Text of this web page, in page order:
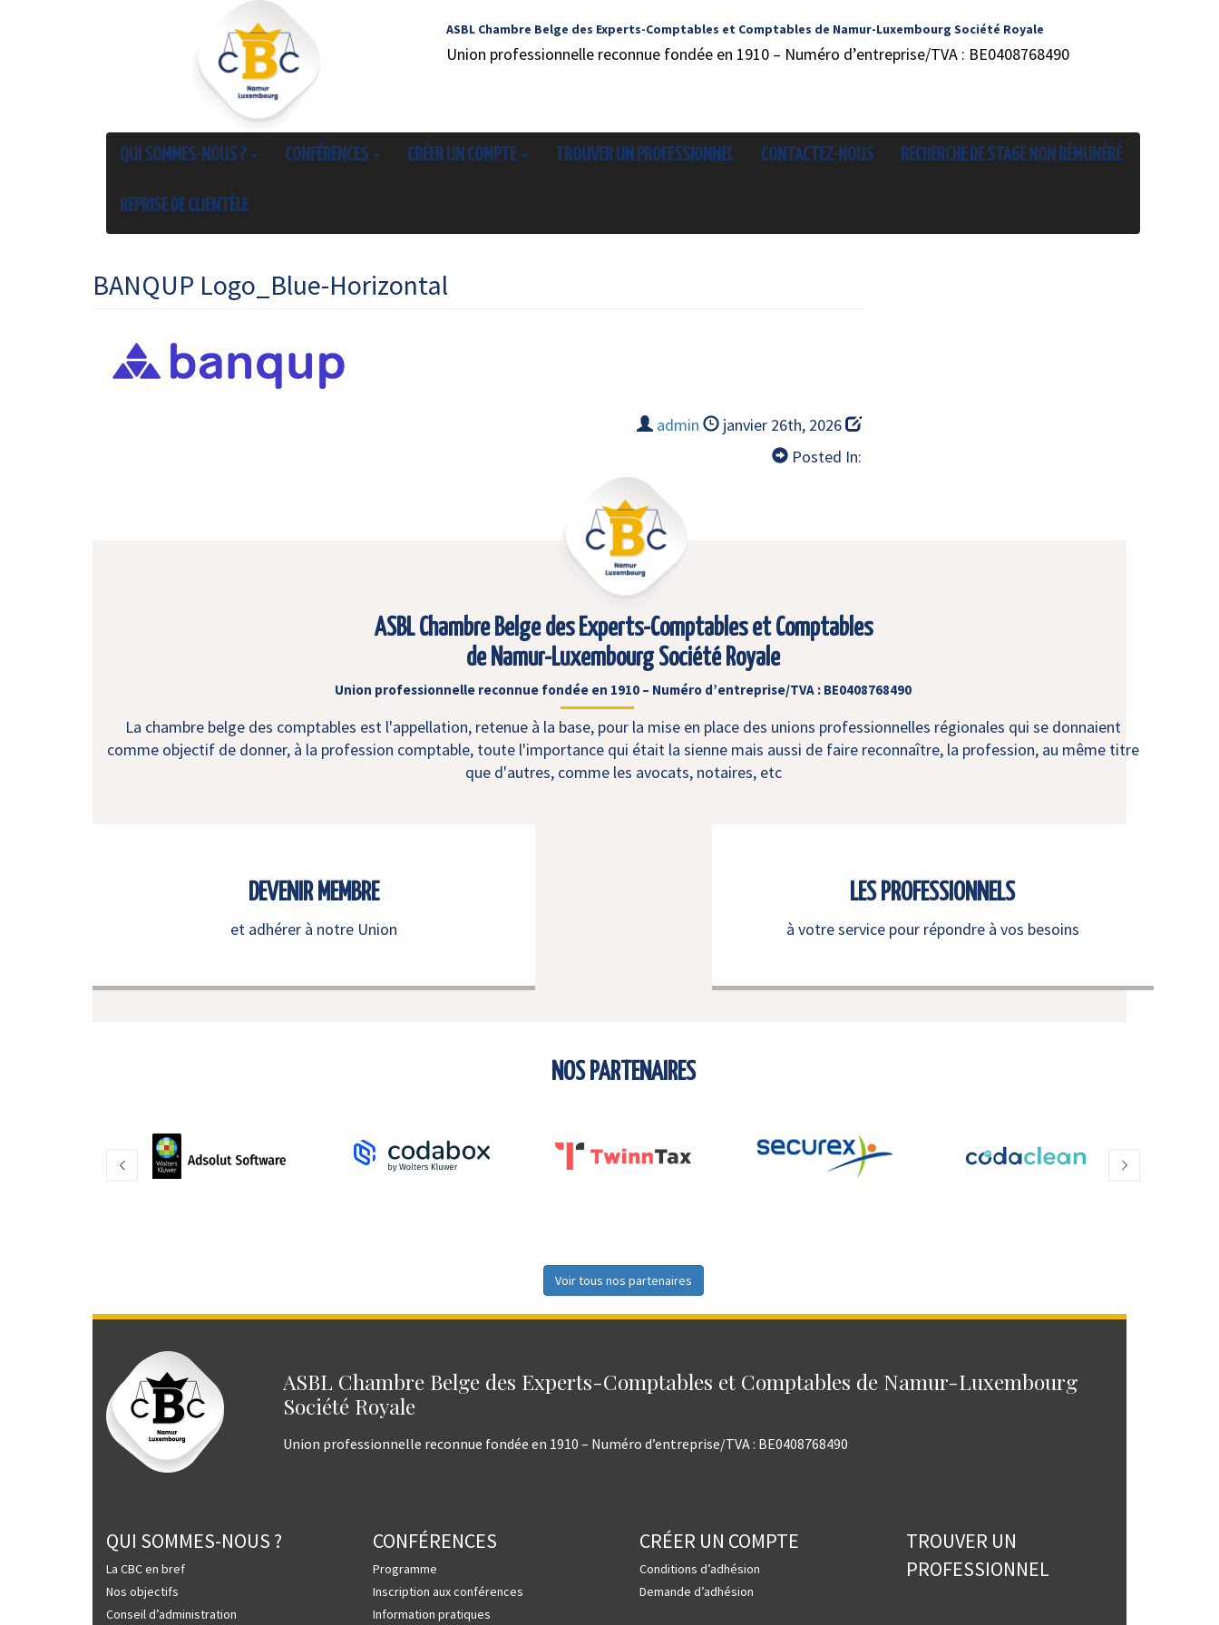
ASBL Chambre Belge des Experts-Comptables et Comptables de Namur-Luxembourg Société Royale
Union professionnelle reconnue fondée en 1910 – Numéro d’entreprise/TVA : BE0408768490
QUI SOMMES-NOUS ? CONFÉRENCES CRÉER UN COMPTE TROUVER UN PROFESSIONNEL CONTACTEZ-NOUS RECHERCHE DE STAGE NON RÉMUNÉRÉ
REPRISE DE CLIENTÈLE
BANQUP Logo_Blue-Horizontal
admin
janvier 26th, 2026
Posted In:
ASBL Chambre Belge des Experts-Comptables et Comptables
de Namur-Luxembourg Société Royale
Union professionnelle reconnue fondée en 1910 – Numéro d’entreprise/TVA : BE0408768490
La chambre belge des comptables est l'appellation, retenue à la base, pour la mise en place des unions professionnelles régionales qui se donnaient
comme objectif de donner, à la profession comptable, toute l'importance qui était la sienne mais aussi de faire reconnaître, la profession, au même titre
que d'autres, comme les avocats, notaires, etc
DEVENIR MEMBRE
et adhérer à notre Union
LES PROFESSIONNELS
à votre service pour répondre à vos besoins
NOS PARTENAIRES
Voir tous nos partenaires
ASBL Chambre Belge des Experts-Comptables et Comptables de Namur-Luxembourg
Société Royale
Union professionnelle reconnue fondée en 1910 – Numéro d’entreprise/TVA : BE0408768490
QUI SOMMES-NOUS ?
La CBC en bref
Nos objectifs
Conseil d’administration
CONFÉRENCES
Programme
Inscription aux conférences
Information pratiques
CRÉER UN COMPTE
Conditions d’adhésion
Demande d’adhésion
TROUVER UN
PROFESSIONNEL